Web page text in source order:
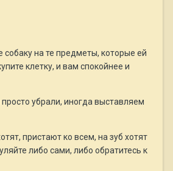
собаку на те предметы, которые ей
клетку, и вам спокойнее и
убрали, иногда выставляем
пристают ко всем, на зуб хотят
либо сами, либо обратитесь к